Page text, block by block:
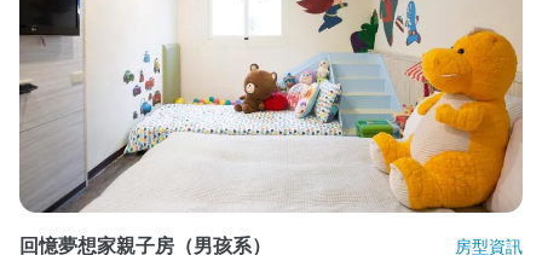
回憶夢想家親子房（男孩系） 房型資訊